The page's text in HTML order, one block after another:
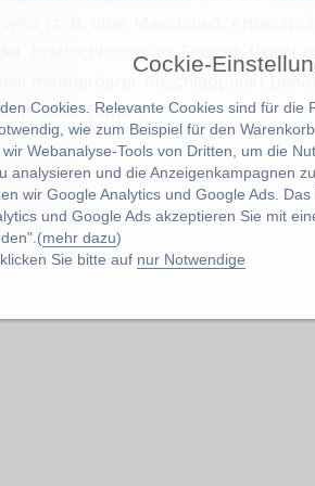
Cockie-
Cookies. Relevante Cookies sind für die
wie zum Beispiel für den
Webanalyse-Tools von Dritten, um die
analysieren und die Anzeigenkampagnen
wir Google Analytics und Google Ads.
und Google Ads akzeptieren Sie mit
mehr dazu)
Sie bitte auf nur Notwendige
kraftschlüssig am Flansch fixiert
montierbarer Anschlagpunkt
unter Terrier).